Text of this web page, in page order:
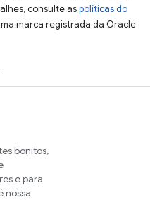
consulte aspolíticas do
marca registrada da Oracle
bonitos,
e para
nossa